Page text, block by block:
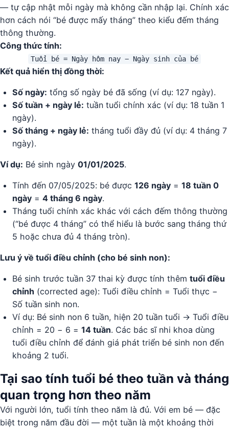
— tự cập nhật mỗi ngày mà không cần nhập lại. Chính xác
hơn cách nói “bé được mấy tháng” theo kiểu đếm tháng
thông thường.
Công thức tính:
Tuổi bé = Ngày hôm nay − Ngày sinh của bé
Kết quả hiển thị đồng thời:
Số ngày: tổng số ngày bé đã sống (ví dụ: 127 ngày).
Số tuần + ngày lẻ: tuần tuổi chính xác (ví dụ: 18 tuần 1
ngày).
Số tháng + ngày lẻ: tháng tuổi đầy đủ (ví dụ: 4 tháng 7
ngày).
Ví dụ: Bé sinh ngày 01/01/2025.
Tính đến 07/05/2025: bé được 126 ngày = 18 tuần 0
ngày = 4 tháng 6 ngày.
Tháng tuổi chính xác khác với cách đếm thông thường
(“bé được 4 tháng” có thể hiểu là bước sang tháng thứ
5 hoặc chưa đủ 4 tháng tròn).
Lưu ý về tuổi điều chỉnh (cho bé sinh non):
Bé sinh trước tuần 37 thai kỳ được tính thêm tuổi điều
chỉnh (corrected age): Tuổi điều chỉnh = Tuổi thực −
Số tuần sinh non.
Ví dụ: Bé sinh non 6 tuần, hiện 20 tuần tuổi → Tuổi điều
chỉnh = 20 − 6 = 14 tuần. Các bác sĩ nhi khoa dùng
tuổi điều chỉnh để đánh giá phát triển bé sinh non đến
khoảng 2 tuổi.
Tại sao tính tuổi bé theo tuần và tháng
quan trọng hơn theo năm
Với người lớn, tuổi tính theo năm là đủ. Với em bé — đặc
biệt trong năm đầu đời — một tuần là một khoảng thời